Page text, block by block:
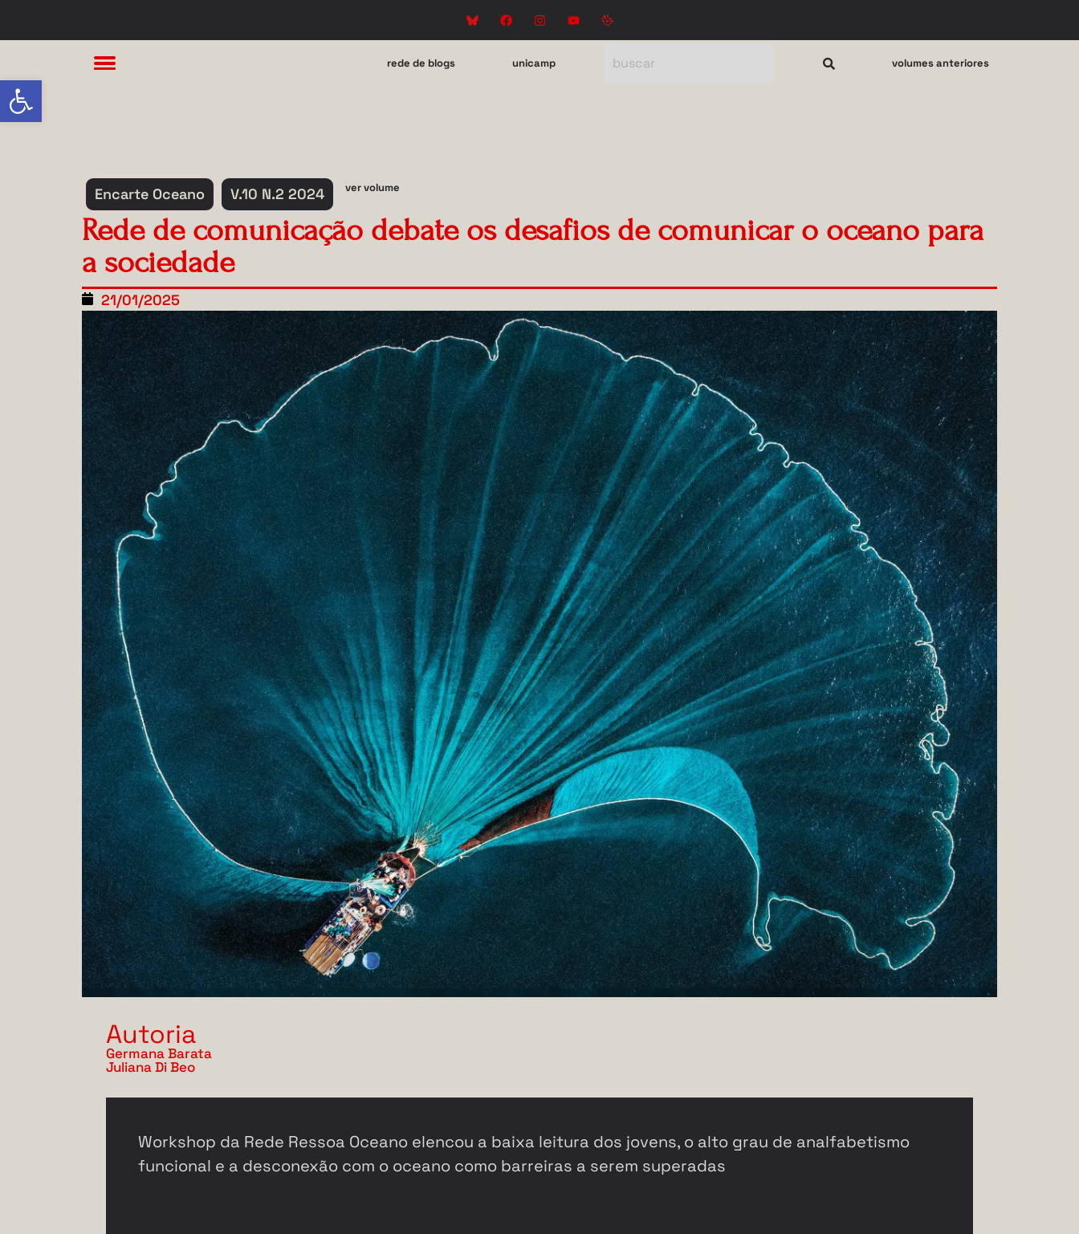
Abrir a barra de ferramentas
rede de blogs unicamp volumes anteriores
Encarte Oceano V.10 N.2 2024 ver volume
Rede de comunicação debate os desafios de comunicar o oceano para
a sociedade
21/01/2025
Autoria
Germana Barata
Juliana Di Beo
Workshop da Rede Ressoa Oceano elencou a baixa leitura dos jovens, o alto grau de analfabetismo
funcional e a desconexão com o oceano como barreiras a serem superadas